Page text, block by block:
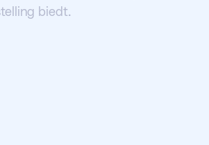
biedt.